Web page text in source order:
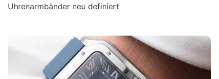
Uhrenarmbänder neu definiert